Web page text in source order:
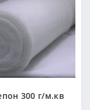
300 г/м.кв